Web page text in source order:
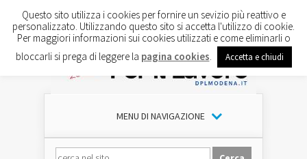
MENU DI NAVIGAZIONE
Questo sito utilizza i cookies per fornire un sevizio più reattivo e
personalizzato. Utilizzando questo sito si accetta l'utilizzo di cookie.
Per maggiori informazioni sui cookies utilizzati e come eliminarli o
bloccarli si prega di leggere la pagina cookies Accetta e chiudi